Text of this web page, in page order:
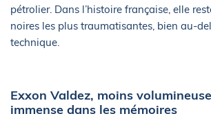
pétrolier. Dans l’histoire française, elle
noires les plus traumatisantes, bien au-
technique.
Exxon Valdez, moins
immense dans les mémoires